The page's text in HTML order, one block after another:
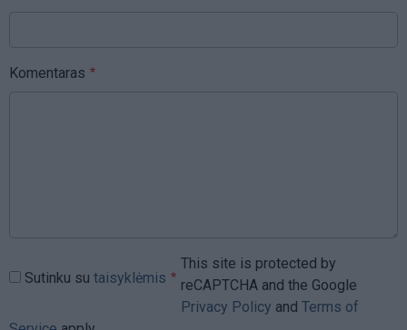
Komentaras
Sutinku su taisyklėmis
This site is protected by
reCAPTCHA and the Google
Privacy Policy and Terms of